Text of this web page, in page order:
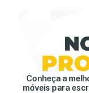
Conheça a
móveis para